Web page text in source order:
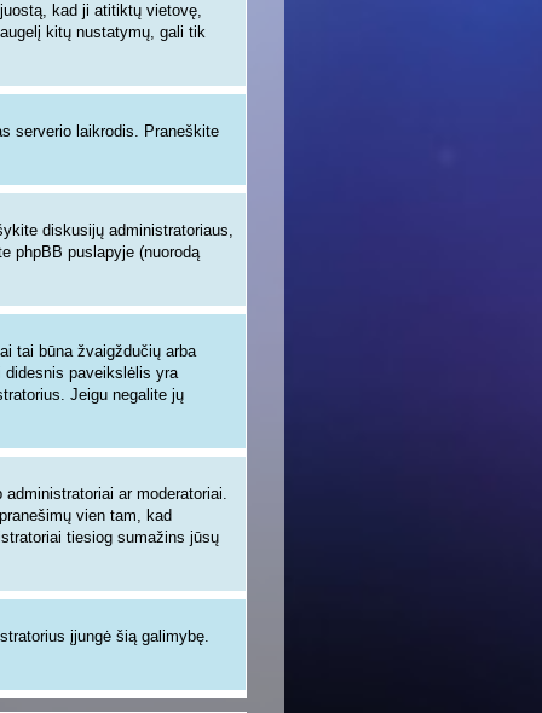
kad ji atitiktų vietovę,
kitų nustatymų, gali tik
serverio laikrodis. Praneškite
diskusijų administratoriaus,
phpBB puslapyje (nuorodą
tai būna žvaigždučių arba
paveikslėlis yra
Jeigu negalite jų
ar moderatoriai.
vien tam, kad
tiesiog sumažins jūsų
įjungė šią galimybę.